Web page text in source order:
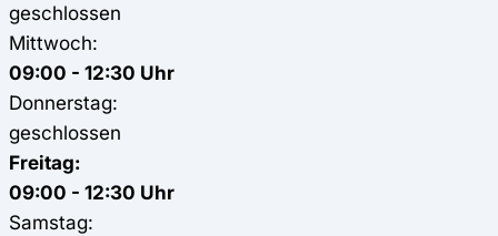
geschlossen
Mittwoch:
09:00 - 12:30 Uhr
Donnerstag:
geschlossen
Freitag:
09:00 - 12:30 Uhr
Samstag: